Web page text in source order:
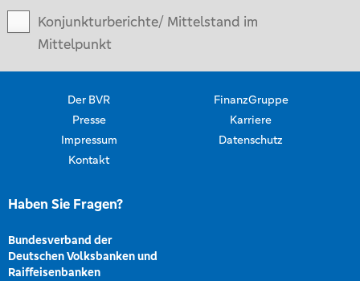
Konjunkturberichte/ Mittelstand im
Mittelpunkt
Der BVR
FinanzGruppe
Presse
Karriere
Impressum
Datenschutz
Kontakt
Haben Sie Fragen?
Bundesverband der
Deutschen Volksbanken und
Raiffeisenbanken